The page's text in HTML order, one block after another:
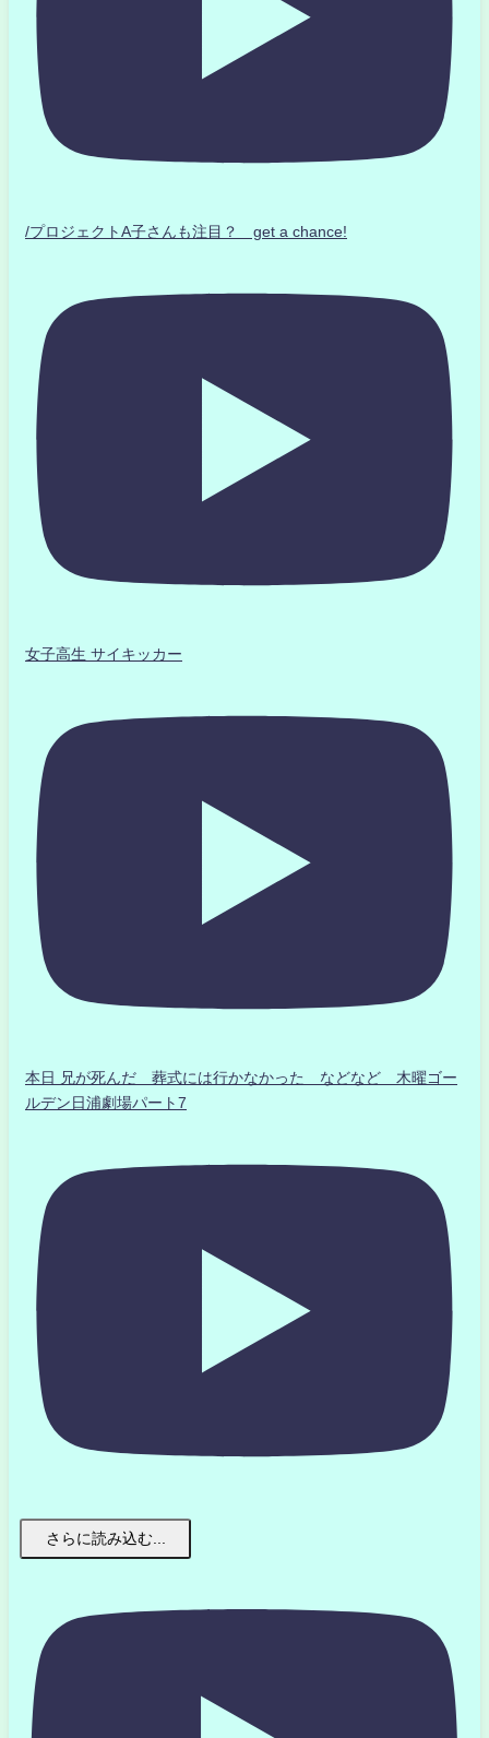
/プロジェクトA子さんも注目？ get a chance!
女子高生 サイキッカー
本日 兄が死んだ 葬式には行かなかった などなど 木曜ゴー
ルデン日浦劇場パート7
さらに読み込む...